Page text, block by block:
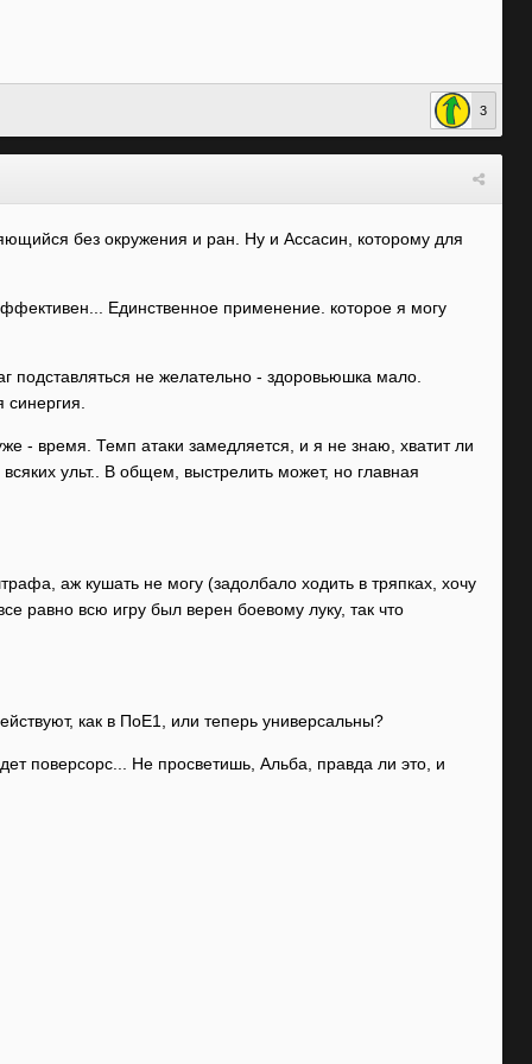
3
без окружения и ран. Ну и Ассасин, которому для
Единственное применение. которое я могу
подставляться не желательно - здоровьюшка мало.
- время. Темп атаки замедляется, и я не знаю, хватит ли
ульт.. В общем, выстрелить может, но главная
аж кушать не могу (задолбало ходить в тряпках, хочу
равно всю игру был верен боевому луку, так что
как в ПоЕ1, или теперь универсальны?
поверсорс... Не просветишь, Альба, правда ли это, и